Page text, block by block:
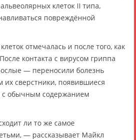
клеток II типа,
повреждённой
отмечалась и после того, как
контакта с вирусом гриппа
— переносили болезнь
их сверстники, появившиеся
с обычным содержанием
ли то же самое
— рассказывает Майкл